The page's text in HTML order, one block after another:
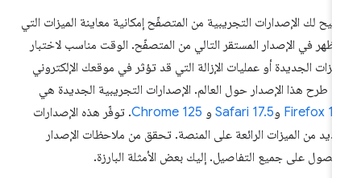
لك الإصدارات التجريبية من المتصفّح إمكانية معاينة الميزات التي
في الإصدار المستقر التالي من المتصفّح. الوقت مناسب لاختبار
الجديدة أو عمليات الإزالة التي قد تؤثر في موقعك الإلكتروني
طرح هذا الإصدار حول العالم. الإصدارات التجريبية الجديدة هي
FirefoxوSafari 17.5وChrome 125. توفّر هذه الإصدارات
من الميزات الرائعة على المنصة. تحقق من ملاحظات الإصدار
على جميع التفاصيل. إليك بعض الأمثلة البارزة.